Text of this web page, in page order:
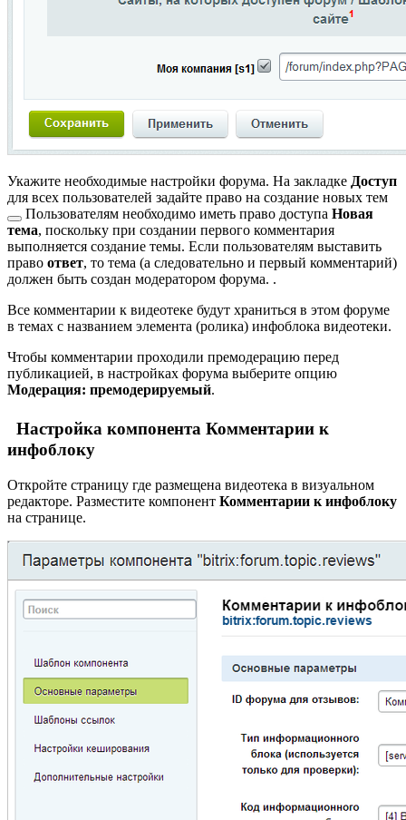
Укажите необходимые настройки форума. На закладке Доступ
для всех пользователей задайте право на создание новых тем
Пользователям необходимо иметь право доступа Новая
тема, поскольку при создании первого комментария
выполняется создание темы. Если пользователям выставить
право ответ, то тема (а следовательно и первый комментарий)
должен быть создан модератором форума. .
Все комментарии к видеотеке будут храниться в этом форуме
в темах с названием элемента (ролика) инфоблока видеотеки.
Чтобы комментарии проходили премодерацию перед
публикацией, в настройках форума выберите опцию
Модерация: премодерируемый.
Настройка компонента Комментарии к
инфоблоку
Откройте страницу где размещена видеотека в визуальном
редакторе. Разместите компонент Комментарии к инфоблоку
на странице.